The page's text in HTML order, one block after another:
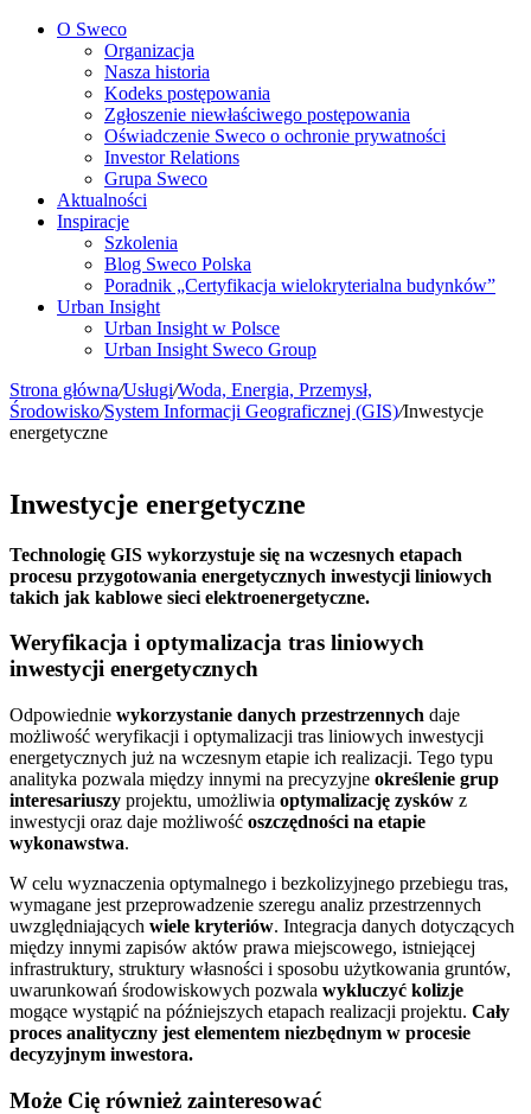
O Sweco
Organizacja
Nasza historia
Kodeks postępowania
Zgłoszenie niewłaściwego postępowania
Oświadczenie Sweco o ochronie prywatności
Investor Relations
Grupa Sweco
Aktualności
Inspiracje
Szkolenia
Blog Sweco Polska
Poradnik „Certyfikacja wielokryterialna budynków”
Urban Insight
Urban Insight w Polsce
Urban Insight Sweco Group
Strona główna/Usługi/Woda, Energia, Przemysł,
Środowisko/System Informacji Geograficznej (GIS)/Inwestycje
energetyczne
Inwestycje energetyczne
Technologię GIS wykorzystuje się na wczesnych etapach
procesu przygotowania energetycznych inwestycji liniowych
takich jak kablowe sieci elektroenergetyczne.
Weryfikacja i optymalizacja tras liniowych
inwestycji energetycznych
Odpowiednie wykorzystanie danych przestrzennych daje
możliwość weryfikacji i optymalizacji tras liniowych inwestycji
energetycznych już na wczesnym etapie ich realizacji. Tego typu
analityka pozwala między innymi na precyzyjne określenie grup
interesariuszy projektu, umożliwia optymalizację zysków z
inwestycji oraz daje możliwość oszczędności na etapie
wykonawstwa.
W celu wyznaczenia optymalnego i bezkolizyjnego przebiegu tras,
wymagane jest przeprowadzenie szeregu analiz przestrzennych
uwzględniających wiele kryteriów. Integracja danych dotyczących
między innymi zapisów aktów prawa miejscowego, istniejącej
infrastruktury, struktury własności i sposobu użytkowania gruntów,
uwarunkowań środowiskowych pozwala wykluczyć kolizje
mogące wystąpić na późniejszych etapach realizacji projektu. Cały
proces analityczny jest elementem niezbędnym w procesie
decyzyjnym inwestora.
Może Cię również zainteresować